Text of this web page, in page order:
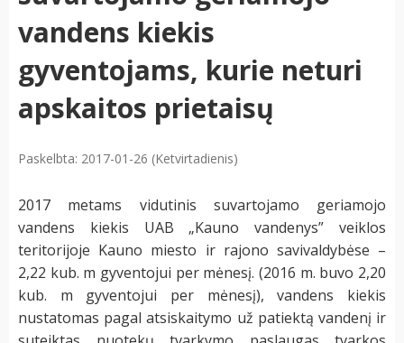
vandens kiekis
gyventojams, kurie neturi
apskaitos prietaisų
Paskelbta: 2017-01-26 (Ketvirtadienis)
2017 metams vidutinis suvartojamo geriamojo
vandens kiekis UAB „Kauno vandenys” veiklos
teritorijoje Kauno miesto ir rajono savivaldybėse –
2,22 kub. m gyventojui per mėnesį. (2016 m. buvo 2,20
kub. m gyventojui per mėnesį), vandens kiekis
nustatomas pagal atsiskaitymo už patiektą vandenį ir